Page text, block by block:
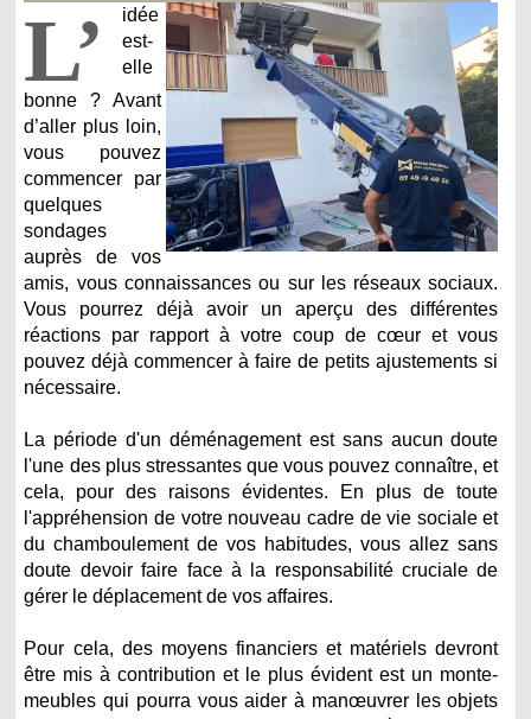
L’
idée
est-
elle
bonne ? Avant
d’aller plus loin,
vous pouvez
commencer par
quelques
sondages
auprès de vos
amis, vous connaissances ou sur les réseaux sociaux.
Vous pourrez déjà avoir un aperçu des différentes
réactions par rapport à votre coup de cœur et vous
pouvez déjà commencer à faire de petits ajustements si
nécessaire.
La période d'un déménagement est sans aucun doute
l'une des plus stressantes que vous pouvez connaître, et
cela, pour des raisons évidentes. En plus de toute
l'appréhension de votre nouveau cadre de vie sociale et
du chamboulement de vos habitudes, vous allez sans
doute devoir faire face à la responsabilité cruciale de
gérer le déplacement de vos affaires.
Pour cela, des moyens financiers et matériels devront
être mis à contribution et le plus évident est un monte-
meubles qui pourra vous aider à manœuvrer les objets